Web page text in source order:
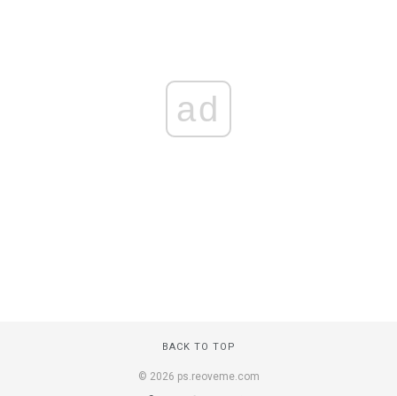
ad
BACK TO TOP
© 2026 ps.reoveme.com